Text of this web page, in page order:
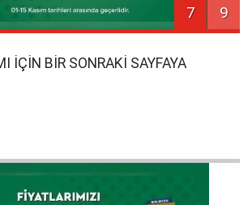
7 9
İÇİN BİR SONRAKİ SAYFAYA